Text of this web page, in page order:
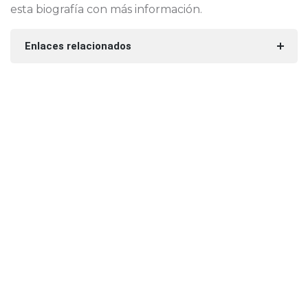
esta biografía con más información.
Enlaces relacionados